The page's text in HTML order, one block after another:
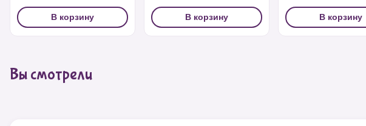
В корзину В корзину В корзину
Вы смотрели